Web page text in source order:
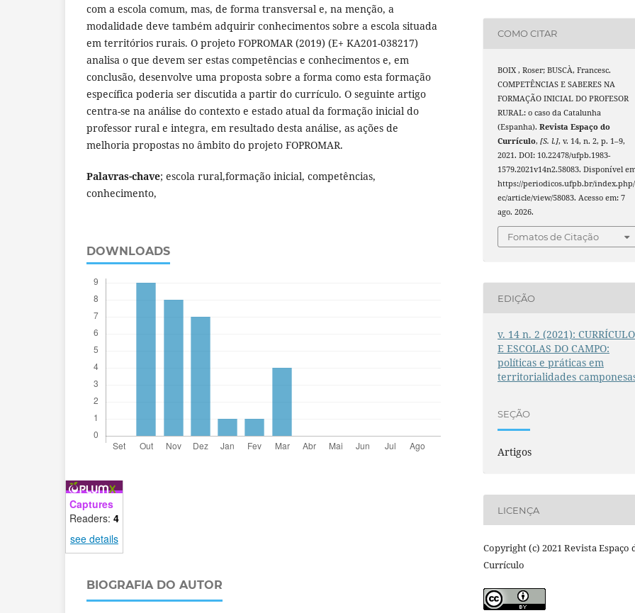
com a escola comum, mas, de forma transversal e, na menção, a
modalidade deve também adquirir conhecimentos sobre a escola situada
em territórios rurais. O projeto FOPROMAR (2019) (E+ KA201-038217)
analisa o que devem ser estas competências e conhecimentos e, em
conclusão, desenvolve uma proposta sobre a forma como esta formação
específica poderia ser discutida a partir do currículo. O seguinte artigo
centra-se na análise do contexto e estado atual da formação inicial do
professor rural e integra, em resultado desta análise, as ações de
melhoria propostas no âmbito do projeto FOPROMAR.
Palavras-chave; escola rural,formação inicial, competências,
conhecimento,
DOWNLOADS
Captures
Readers: 4
see details
BIOGRAFIA DO AUTOR
COMO CITAR
BOIX , Roser; BUSCÀ, Francesc.
COMPETÊNCIAS E SABERES NA
FORMAÇÃO INICIAL DO PROFESOR
RURAL: o caso da Catalunha
(Espanha).Revista Espaço do
Currículo,[S. l.], v. 14, n. 2, p. 1–9,
2021. DOI: 10.22478/ufpb.1983-
1579.2021v14n2.58083. Disponível
https://periodicos.ufpb.br/
ec/article/view/58083. Acesso em: 7
ago. 2026.
Fomatos de Citação
EDIÇÃO
v. 14 n. 2 (2021): CURRÍCULO
E ESCOLAS DO CAMPO:
políticas e práticas em
territorialidades
SEÇÃO
Artigos
LICENÇA
Copyright (c) 2021 Revista Espaço
Currículo